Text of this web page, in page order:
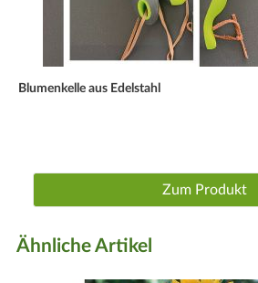
Blütezeit: August bis September.
Blumenkelle aus Edelstahl
Zum Produkt
Ähnliche Artikel